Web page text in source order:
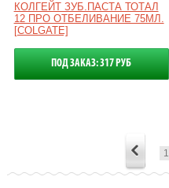
КОЛГЕЙТ ЗУБ.ПАСТА ТОТАЛ
12 ПРО ОТБЕЛИВАНИЕ 75МЛ.
[COLGATE]
ПОД ЗАКАЗ: 317 РУБ
1